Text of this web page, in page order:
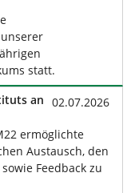
statt.
02.07.2026
an
ermöglichte
Austausch, den
Feedback zu